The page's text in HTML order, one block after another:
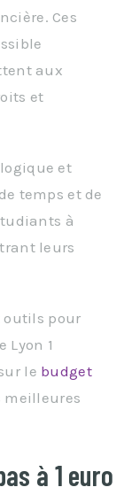
Ces
aux
et
et
temps et de
à
leurs
outils pour
Lyon 1
le budget
meilleures
à 1 euro